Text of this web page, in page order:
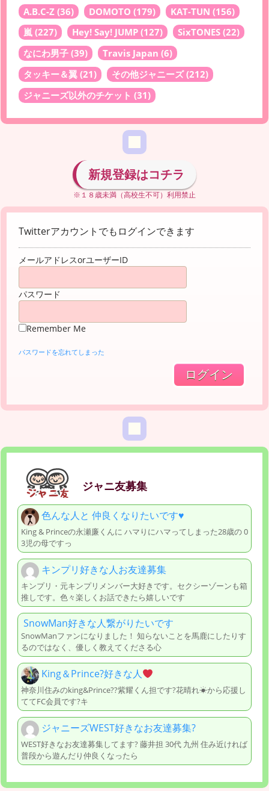
A.B.C-Z (36) DOMOTO (179) KAT-TUN (156)
嵐 (227) Hey! Say! JUMP (127) SixTONES (22)
なにわ男子 (39) Travis Japan (6)
タッキー＆翼 (21) その他ジャニーズ(212)
ジャニーズ以外のチケット (31)
新規登録はコチラ
※１８歳未満（高校生不可）利用禁止
Twitterアカウントでもログインできます
メールアドレスorユーザーID
パスワード
Remember Me
パスワードを忘れてしまった
ジャニ友募集
色んな人と 仲良くなりたいです♥️
King & Princeの永瀬廉くんに ハマりにハマってしまった28歳の 0
3児の母ですっ
キンプリ好きな人お友達募集
キンプリ・元キンプリメンバー大好きです。セクシーゾーンも箱
推しです。色々楽しくお話できたら嬉しいです
SnowMan好きな人繋がりたいです
SnowManファンになりました！ 知らないことを馬鹿にしたりす
るのではなく、優しく教えてくださる心
King＆Prince?好きな人
神奈川住みのking&Prince??紫耀くん担です?花晴れ☀から応援し
ててFC会員です?キ
ジャニーズWEST好きなお友達募集?
WEST好きなお友達募集してます? 藤井担 30代 九州 住み近ければ
普段から遊んだり仲良くなったら